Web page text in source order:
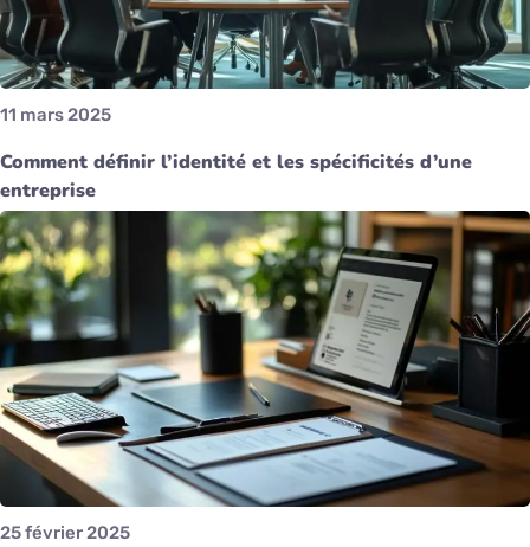
11 mars 2025
Comment définir l’identité et les spécificités d’une
entreprise
25 février 2025